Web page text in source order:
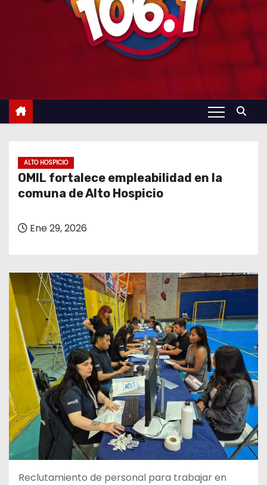
ALTO HOSPICIO
OMIL fortalece empleabilidad en la
comuna de Alto Hospicio
Ene 29, 2026
Reclutamiento de personal para trabajar en